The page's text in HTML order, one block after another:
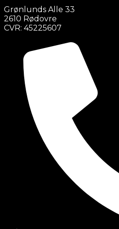
Grønlunds Alle 33
2610 Rødovre
CVR: 45225607